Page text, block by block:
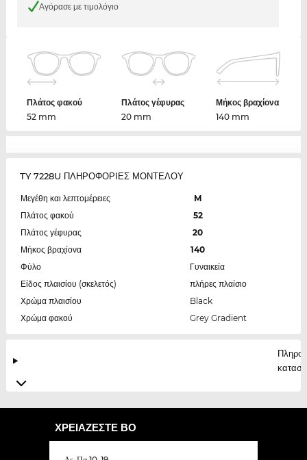
Αγόρασε με τιμολόγιο
Πλάτος φακού
52 mm
Πλάτος γέφυρας
20 mm
Μήκος βραχίονα
140 mm
TY 7228U ΠΛΗΡΟΦΟΡΙΕΣ ΜΟΝΤΕΛΟΥ
Μεγέθη και λεπτομέρειες
M
Πλάτος φακού
52
Πλάτος γέφυρας
20
Μήκος βραχίονα
140
Φύλο
Γυναικεία
Είδος πλαισίου (σκελετός)
πλήρες πλαίσιο
Χρώμα πλαισίου
Black
Χρώμα φακού
Grey Gradient
ΧΡΕΙΆΖΕΣΤΕ ΒΟ